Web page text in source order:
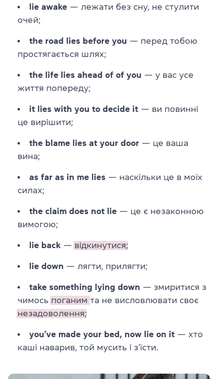
lie awake — лежати без сну, не стулити
очей;
the road lies before you — перед тобою
простягається шлях;
the life lies ahead of of you — у вас усе
життя попереду;
it lies with you to decide it — ви повинні
це вирішити;
the blame lies at your door — це ваша
вина;
as far as in me lies — наскільки це в моїх
силах;
the claim does not lie — це є незаконною
вимогою;
lie back — відкинутися;
lie down — лягти, прилягти;
take something lying down — змиритися з
чимось поганим та не висловлювати своє
незадоволення;
you’ve made your bed, now lie on it — хто
каші наварив, той мусить і з’їсти.